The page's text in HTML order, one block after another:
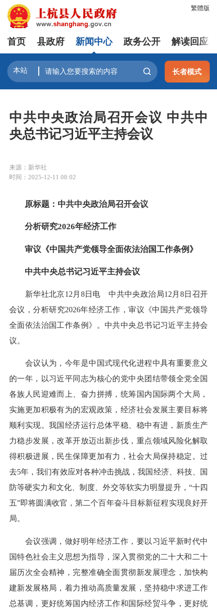
繁體版
首页 县政府 新闻中心 政务公开 解读回应
长者模式
中共中央政治局召开会议 中共中
央总书记习近平主持会议
来源：新华社
时间：2025-12-11 08:02
原标题：中共中央政治局召开会议
分析研究2026年经济工作
审议《中国共产党领导全面依法治国工作条例》
中共中央总书记习近平主持会议
新华社北京12月8日电 中共中央政治局12月8日召开
会议，分析研究2026年经济工作，审议《中国共产党领导
全面依法治国工作条例》。中共中央总书记习近平主持会
议。
会议认为，今年是中国式现代化进程中具有重要意义
的一年，以习近平同志为核心的党中央团结带领全党全国
各族人民迎难而上、奋力拼搏，统筹国内国际两个大局，
实施更加积极有为的宏观政策，经济社会发展主要目标将
顺利实现。我国经济运行总体平稳、稳中有进，新质生产
力稳步发展，改革开放迈出新步伐，重点领域风险化解取
得积极进展，民生保障更加有力，社会大局保持稳定。过
去5年，我们有效应对各种冲击挑战，我国经济、科技、国
防等硬实力和文化、制度、外交等软实力明显提升，“十四
五”即将圆满收官，第二个百年奋斗目标新征程实现良好开
局。
会议强调，做好明年经济工作，要以习近平新时代中
国特色社会主义思想为指导，深入贯彻党的二十大和二十
届历次全会精神，完整准确全面贯彻新发展理念，加快构
建新发展格局，着力推动高质量发展，坚持稳中求进工作
总基调，更好统筹国内经济工作和国际经贸斗争，更好统